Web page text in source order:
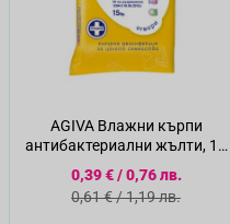
AGIVA Влажни кърпи
антибактериални жълти, 15
Специална цена
0,39 €/0,76 лв.
Стандартна цена
0,61 €/1,19 лв.